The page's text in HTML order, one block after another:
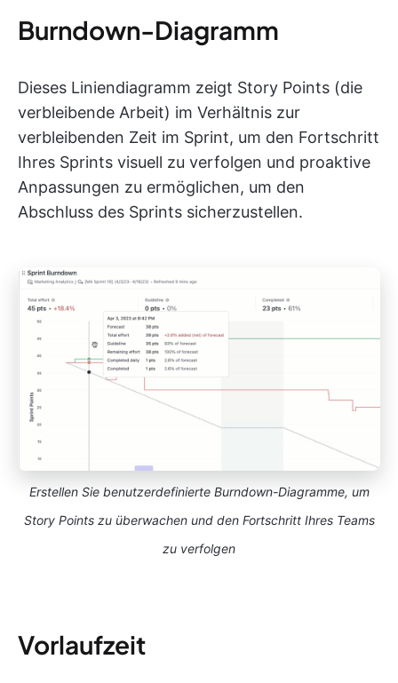
Burndown-Diagramm
Dieses Liniendiagramm zeigt Story Points (die
verbleibende Arbeit) im Verhältnis zur
verbleibenden Zeit im Sprint, um den Fortschritt
Ihres Sprints visuell zu verfolgen und proaktive
Anpassungen zu ermöglichen, um den
Abschluss des Sprints sicherzustellen.
Erstellen Sie benutzerdefinierte Burndown-Diagramme, um
Story Points zu überwachen und den Fortschritt Ihres Teams
zu verfolgen
Vorlaufzeit